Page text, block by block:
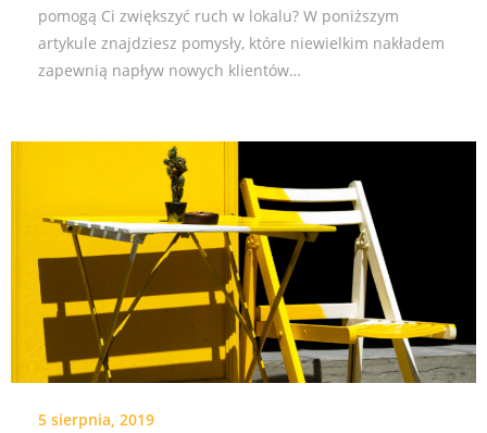
pomogą Ci zwiększyć ruch w lokalu? W poniższym
artykule znajdziesz pomysły, które niewielkim nakładem
zapewnią napływ nowych klientów…
5 sierpnia, 2019